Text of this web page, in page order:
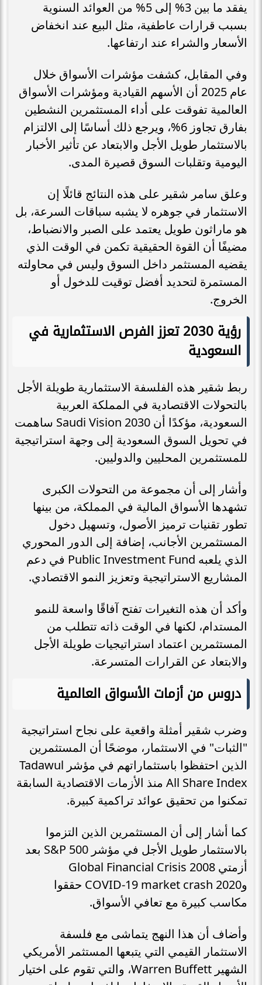
يفقد ما بين 3% إلى 5% من العوائد السنوية
بسبب قرارات عاطفية، مثل البيع عند انخفاض
الأسعار والشراء عند ارتفاعها.
وفي المقابل، كشفت مؤشرات الأسواق خلال
عام 2025 أن الأسهم القيادية ومؤشرات الأسواق
العالمية تفوقت على أداء المستثمرين النشطين
بفارق تجاوز 6%، ويرجع ذلك أساسًا إلى الالتزام
بالاستثمار طويل الأجل والابتعاد عن تأثير الأخبار
اليومية وتقلبات السوق قصيرة المدى.
وعلق سامر شقير على هذه النتائج قائلًا إن
الاستثمار في جوهره لا يشبه سباقات السرعة، بل
هو ماراثون طويل يعتمد على الصبر والانضباط،
مضيفًا أن القوة الحقيقية تكمن في الوقت الذي
يقضيه المستثمر داخل السوق وليس في محاولته
المستمرة لتحديد أفضل توقيت للدخول أو
الخروج.
رؤية 2030 تعزز الفرص الاستثمارية في
السعودية
ربط شقير هذه الفلسفة الاستثمارية طويلة الأجل
بالتحولات الاقتصادية في المملكة العربية
السعودية، مؤكدًا أن Saudi Vision 2030 ساهمت
في تحويل السوق السعودية إلى وجهة استراتيجية
للمستثمرين المحليين والدوليين.
وأشار إلى أن مجموعة من التحولات الكبرى
تشهدها الأسواق المالية في المملكة، من بينها
تطور تقنيات ترميز الأصول، وتسهيل دخول
المستثمرين الأجانب، إضافة إلى الدور المحوري
الذي يلعبه Public Investment Fund في دعم
المشاريع الاستراتيجية وتعزيز النمو الاقتصادي.
وأكد أن هذه التغيرات تفتح آفاقًا واسعة للنمو
المستدام، لكنها في الوقت ذاته تتطلب من
المستثمرين اعتماد استراتيجيات طويلة الأجل
والابتعاد عن القرارات المتسرعة.
دروس من أزمات الأسواق العالمية
وضرب شقير أمثلة واقعية على نجاح استراتيجية
"الثبات" في الاستثمار، موضحًا أن المستثمرين
الذين احتفظوا باستثماراتهم في مؤشر Tadawul
All Share Index منذ الأزمات الاقتصادية السابقة
تمكنوا من تحقيق عوائد تراكمية كبيرة.
كما أشار إلى أن المستثمرين الذين التزموا
بالاستثمار طويل الأجل في مؤشر S&P 500 بعد
أزمتي 2008 Global Financial Crisis
وCOVID‑19 market crash 2020 حققوا
مكاسب كبيرة مع تعافي الأسواق.
وأضاف أن هذا النهج يتماشى مع فلسفة
الاستثمار القيمي التي يتبعها المستثمر الأمريكي
الشهير Warren Buffett، والتي تقوم على اختيار